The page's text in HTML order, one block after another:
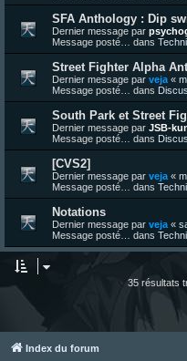
SFA Anthology : Dip
Dernier message par
Message posté… dans
Street Fighter Alpha
Dernier message par veja «
Message posté… dans
South Park et Street
Dernier message par JSB-
Message posté… dans
[CVS2]
Dernier message par veja «
Message posté… dans
Notations
Dernier message par veja «
Message posté… dans
35 résultats
Index du forum